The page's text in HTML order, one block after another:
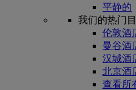
平静的
我们的热门
伦敦酒
曼谷酒
汉城酒
北京酒
查看所